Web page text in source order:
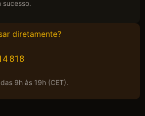
sucesso.
diretamente?
818
9h às 19h (CET).